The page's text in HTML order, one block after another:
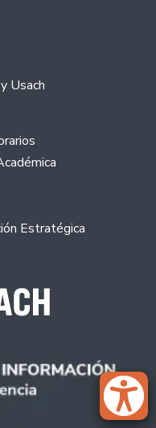
Usach
Estratégica